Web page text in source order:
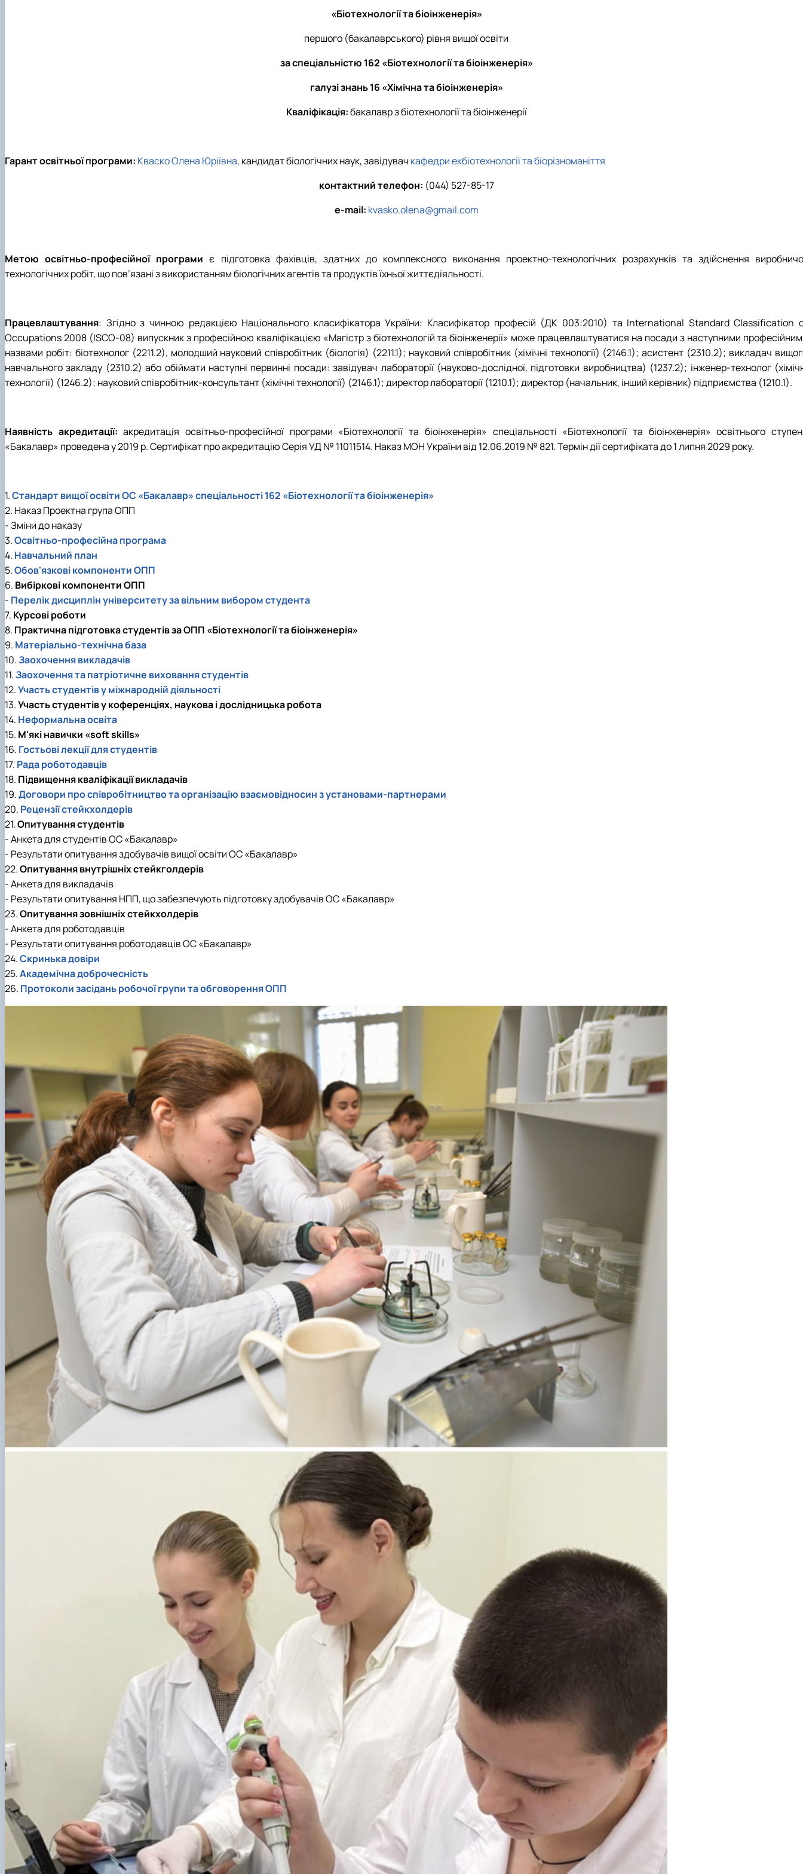
Забезпечення ОПП «Екологічна біотехнологія та біоенергетика»
Забезпечення ОПП «Екологія та охорона навколишнього середовища»
Забезпечення ОПП «Екологічний контроль та аудит»
«Біотехнології та біоінженерія»
першого (бакалаврського) рівня вищої освіти
за спеціальністю 162 «Біотехнології та біоінженерія»
галузі знань 16 «Хімічна та біоінженерія»
Кваліфікація:бакалавр з біотехнології та біоінженерії
Гарант освітньої програми: Кваско Олена Юріївна, кандидат біологічних наук, завідувач кафедри екбіотехнології та біорізноманіття
контактний телефон: (044) 527-85-17
e-mail: kvasko.olena@gmail.com
Метою освітньо-професійної програми є підготовка фахівців, здатних до комплексного виконання проектно-технологічних розрахунків та здійснення
технологічних робіт, що пов’язані з використанням біологічних агентів та продуктів їхньої життєдіяльності.
Працевлаштування: Згідно з чинною редакцією Національного класифікатора України: Класифікатор професій (ДК 003:2010) та International Standard Classification
Occupations 2008 (ISCO-08) випускник з професійною кваліфікацією «Магістр з біотехнологій та біоінженерії» може працевлаштуватися на посади з наступними
назвами робіт: біотехнолог (2211.2), молодший науковий співробітник (біологія) (2211.1); науковий співробітник (хімічні технології) (2146.1); асистент (2310.2); викладач
навчального закладу (2310.2) або обіймати наступні первинні посади: завідувач лабораторії (науково-дослідної, підготовки виробництва) (1237.2); інженер-технолог
технології) (1246.2); науковий співробітник-консультант (хімічні технології) (2146.1); директор лабораторії (1210.1); директор (начальник, інший керівник) підприємства (1210.1).
Наявність акредитації:акредитація освітньо-професійної програми «Біотехнології та біоінженерія» спеціальності «Біотехнології та біоінженерія» освітнього
«Бакалавр» проведена у 2019 р. Сертифікат про акредитацію Серія УД № 11011514. Наказ МОН України від 12.06.2019 № 821. Термін дії сертифіката до 1 липня 2029 року.
1.Стандарт вищої освіти ОС «Бакалавр» спеціальності 162 «Біотехнології та біоінженерія»
2. Наказ Проектна група ОПП
- Зміни до наказу
3.Освітньо-професійна програма
4. Навчальний план
5.Обов'язкові компоненти ОПП
6. Вибіркові компоненти ОПП
- Перелік дисциплін університету за вільним вибором студента
7. Курсові роботи
8. Практична підготовка студентів за ОПП «Біотехнології та біоінженерія»
9. Матеріально-технічна база
10.Заохочення викладачів
11.Заохочення та патріотичне виховання студентів
12.Участь студентів у міжнародній діяльності
13.Участь студентів у коференціях, наукова і дослідницька робота
14. Неформальна освіта
15. М'які навички «soft skills»
16. Гостьові лекції для студентів
17. Рада роботодавців
18. Підвищення кваліфікації викладачів
19.Договори про співробітництво та організацію взаємовідносин з установами-партнерами
20. Рецензії стейкхолдерів
21.Опитування студентів
- Анкета для студентів ОС «Бакалавр»
- Результати опитування здобувачів вищої освіти ОС «Бакалавр»
22.Опитування внутрішніх стейкголдерів
- Анкета для викладачів
- Результати опитування НПП, що забезпечують підготовку здобувачів ОС «Бакалавр»
23.Опитування зовнішніх стейкхолдерів
- Анкета для роботодавців
- Результати опитування роботодавців ОС «Бакалавр»
24.Скринька довіри
25.Академічна доброчесність
26. Протоколи засідань робочої групи та обговорення ОПП